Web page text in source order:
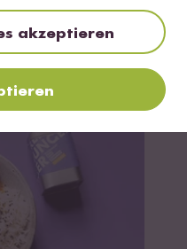
akzeptieren